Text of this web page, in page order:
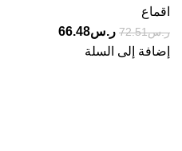
اقماع
ر.س72.51 ر.س66.48
إضافة إلى السلة